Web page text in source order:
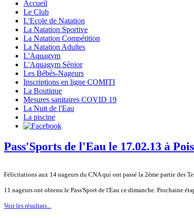
Accueil
Le Club
L'Ecole de Natation
La Natation Sportive
La Natation Compétition
La Natation Adultes
L'Aquagym
L'Aquagym Sénior
Les Bébés-Nageurs
Inscriptions en ligne COMITI
La Boutique
Mesures sanitaires COVID 19
La Nuit de l'Eau
La piscine
Pass'Sports de l'Eau le 17.02.13 à
Félicitations aux 14 nageurs du CNA qui ont passé la 2ème partie des
11 nageurs ont obtenu le Pass'Sport de l'Eau ce dimanche. Prochaine
Voir les résultats...